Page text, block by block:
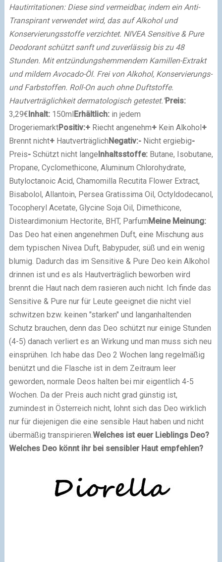
Hautirritationen: Diese sind vermeidbar, indem ein Anti-
Transpirant verwendet wird, das auf Alkohol und
Konservierungsstoffe verzichtet. NIVEA Sensitive & Pure
Deodorant schützt sanft und zuverlässig bis zu 48
Stunden. Mit entzündungshemmendem Kamillen-Extrakt
und mildem Avocado-Öl. Frei von Alkohol, Konservierungs-
und Farbstoffen. Roll-On auch ohne Duftstoffe.
Hautverträglichkeit dermatologisch getestet."Preis:
3,29€ Inhalt:150ml Erhältlich:in jedem
DrogeriemarktPositiv:+ Riecht angenehm+Kein Alkohol +
Brennt nicht+Hautverträglich Negativ:-Nicht ergiebig-
Preis- Schützt nicht lange Inhaltsstoffe: Butane, Isobutane,
Propane, Cyclomethicone, Aluminum Chlorohydrate,
Butyloctanoic Acid, Chamomilla Recutita Flower Extract,
Bisabolol, Allantoin, Persea Gratissima Oil, Octyldodecanol,
Tocopheryl Acetate, Glycine Soja Oil, Dimethicone,
Disteardimonium Hectorite, BHT, Parfum Meine Meinung:
Das Deo hat einen angenehmen Duft, eine Mischung aus
dem typischen Nivea Duft, Babypuder, süß und ein wenig
blumig. Dadurch das im Sensitive & Pure Deo kein Alkohol
drinnen ist und es als Hautverträglich beworben wird
brennt die Haut nach dem rasieren auch nicht. Ich finde das
Sensitive & Pure nur für Leute geeignet die nicht viel
schwitzen bzw. keinen "starken" und langanhaltenden
Schutz brauchen, denn das Deo schützt nur einige Stunden
(4-5) danach verliert es an Wirkung und man muss sich neu
einsprühen. Ich habe das Deo 2 Wochen lang regelmäßig
benützt und die Flasche ist in dem Zeitraum leer
geworden, normale Deos halten bei mir eigentlich 4-5
Wochen. Da der Preis auch nicht grad günstig ist,
zumindest in Österreich nicht, lohnt sich das Deo wirklich
nur für diejenigen die eine sensible Haut haben und nicht
übermäßig transpirieren.Welches ist euer Lieblings Deo?
Welches Deo könnt ihr bei sensibler Haut empfehlen?